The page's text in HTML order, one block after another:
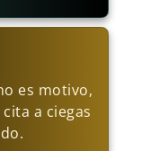
es motivo,
a ciegas